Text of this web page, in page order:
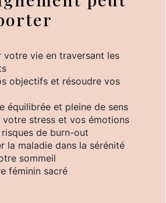
votre vie en traversant les
objectifs et résoudre vos
équilibrée et pleine de sens
votre stress et vos émotions
de burn-out
la maladie dans la sérénité
sommeil
féminin sacré